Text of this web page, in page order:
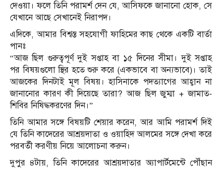
দেওয়া। ফলে তিনি পরামর্শ দেন যে, আসিফকে জানানো হোক, সে
যেখানে আছে সেখানেই নিরাপদ।
এদিকে, আমার বিশ্বস্ত সহযোগী ফাহিমের কাছ থেকে একটি বার্তা
পানঃ
“আজ ছিল গুরুত্বপূর্ণ দুই সপ্তাহ বা ১৫ দিনের সীমা। দুই সপ্তাহ
পর বিষয়গুলো স্থির হতে শুরু করে (একভাবে বা অন্যভাবে)। তাই
আজকের দিনটাই মূল বিষয়। হাসিনাকে পদত্যাগের আহ্বান না
জানানোর কারণ কী দিয়েছে তারা? আজ ছিল জুম্মা + জামাত-
শিবির নিষিদ্ধকরণের দিন।”
তিনি আমার সঙ্গে বিষয়টি শেয়ার করেন, আর আমি পরামর্শ দিই
যে তিনি কাদেরের আশ্রয়দাতা ও ওয়াহিদ আলমের সঙ্গে দেখা করে
পরবর্তী করণীয় নিয়ে আলোচনা করুন।
দুপুর ৪টায়, তিনি কাদেরের আশ্রয়দাতার অ্যাপার্টমেন্টে পৌঁছান